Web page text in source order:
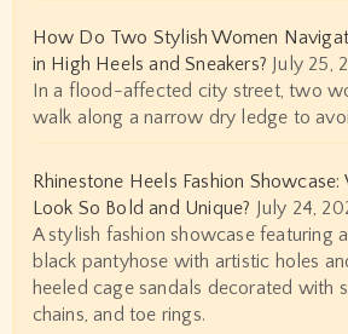
How Do Two Stylish Women
in High Heels and Sneakers? July 25,
In a flood-affected city street, two
walk along a narrow dry ledge to
Rhinestone Heels Fashion
Look So Bold and Unique? July 24,
A stylish fashion showcase featuring
black pantyhose with artistic holes
heeled cage sandals decorated with
chains, and toe rings.